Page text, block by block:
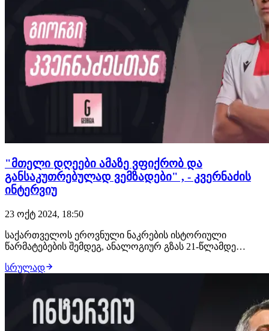
"მთელი დღეები ამაზე ვფიქრობ და
განსაკუთრებულად ვემზადები" , - კვერნაძის
ინტერვიუ
23 ოქტ 2024, 18:50
საქართველოს ეროვნული ნაკრების ისტორიული
წარმატებების შემდეგ, ანალოგიურ გზას 21-წლამდე
გავიდეს. ფლეი-ოფში ჩვენი მეტოქე ხორვატიის ნაკრებია.
სრულად